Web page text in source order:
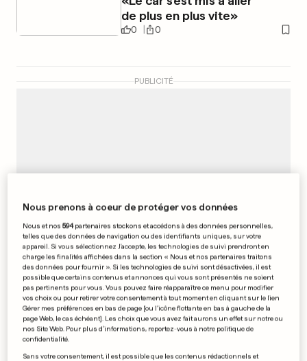
de plus en plus vite»
0 0
PUBLICITÉ
MUSIQUE
Madonna effectue son retour
avec «Medellín»
0 0
Nous prenons à coeur de protéger vos données
Nous et nos594partenaires stockons et accédons à des données personnelles,
telles que des données de navigation ou des identifiants uniques, sur votre
appareil. Si vous sélectionnez J'accepte, les technologies de suivi prendront en
charge les finalités affichées dans la section « Nous et nos partenaires traitons
des données pour fournir ». Si les technologies de suivi sont désactivées, il est
possible que certains contenus et annonces qui vous sont présentés ne soient
pas pertinents pour vous. Vous pouvez faire réapparaître ce menu pour modifier
vos choix ou pour retirer votre consentement à tout moment en cliquant sur le lien
Gérer mes préférences en bas de page [ou l'icône flottante en bas à gauche de la
page Web, le cas échéant]. Les choix que vous avez fait aurons un effet sur notre ou
nos Site Web. Pour plus d’informations, reportez-vous à notre politique de
confidentialité.
Sans votre consentement, il est possible que les contenus rédactionnels et